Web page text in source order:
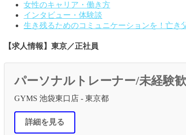
女性のキャリア・働き方
インタビュー・体験談
生き残るためのコミュニケーションを！亡き
【求人情報】東京／正社員
パーソナルトレーナー/未経験
GYMS 池袋東口店 - 東京都
詳細を見る